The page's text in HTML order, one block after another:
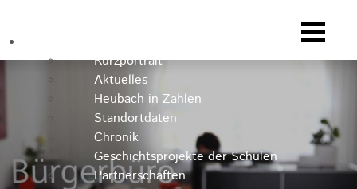
Kurzportrait
Aktuelles
Heubach in Zahlen
Standortdaten
Chronik
Geschichtsprojekte der Schulen
Partnerschaften